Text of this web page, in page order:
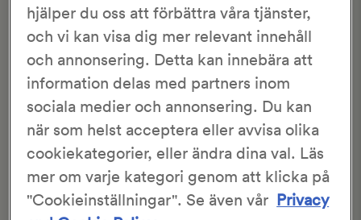
Susie Ikoket
2 limpor
40 min
2 tim 20 min
En god frukostlimpa med dinkel som förhöjer
proteinhalten i brödet. Att brödet dessutom är enkelt att
baka är ett ytterligare plus.
Detta är ett recept från en av våra läsare och är inte
skapat eller testbakat avKronJäst.
hjälper du oss att förbättra våra tjänster,
och vi kan visa dig mer relevant innehåll
och annonsering. Detta kan innebära att
information delas med partners inom
sociala medier och annonsering. Du kan
när som helst acceptera eller avvisa olika
cookiekategorier, eller ändra dina val. Läs
mer om varje kategori genom att klicka på
"Cookieinställningar". Se även vår Privacy